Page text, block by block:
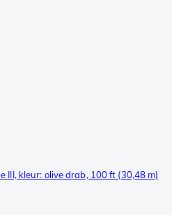
III, kleur: olive drab, 100 ft (30,48 m)